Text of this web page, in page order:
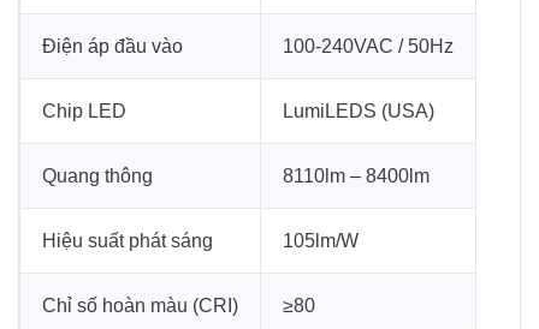
Điện áp đầu vào 100-240VAC / 50Hz
Chip LED LumiLEDS (USA)
Quang thông 8110lm – 8400lm
Hiệu suất phát sáng 105lm/W
Chỉ số hoàn màu (CRI) ≥80